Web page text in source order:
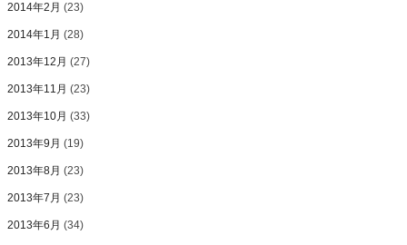
2014年2月 (23)
2014年1月 (28)
2013年12月 (27)
2013年11月 (23)
2013年10月 (33)
2013年9月 (19)
2013年8月 (23)
2013年7月 (23)
2013年6月 (34)